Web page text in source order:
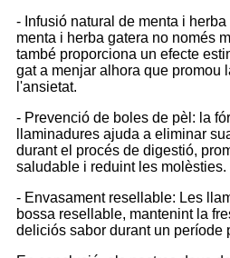
- Infusió natural de menta i
menta i herba gatera no només
també proporciona un efecte
gat a menjar alhora que promou
l'ansietat.
- Prevenció de boles de pèl: la
llaminadures ajuda a eliminar
durant el procés de digestió,
saludable i reduint les molèsties.
- Envasament resellable: Les
bossa resellable, mantenint la
deliciós sabor durant un període